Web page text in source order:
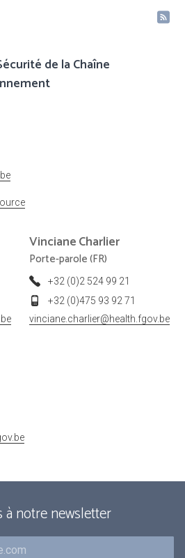
de la Chaîne
VincianeCharlier
Porte-parole (FR)
+32 (0)2 524 99 21
+32 (0)475 93 92 71
vinciane.charlier@health.fgov.be
notre newsletter